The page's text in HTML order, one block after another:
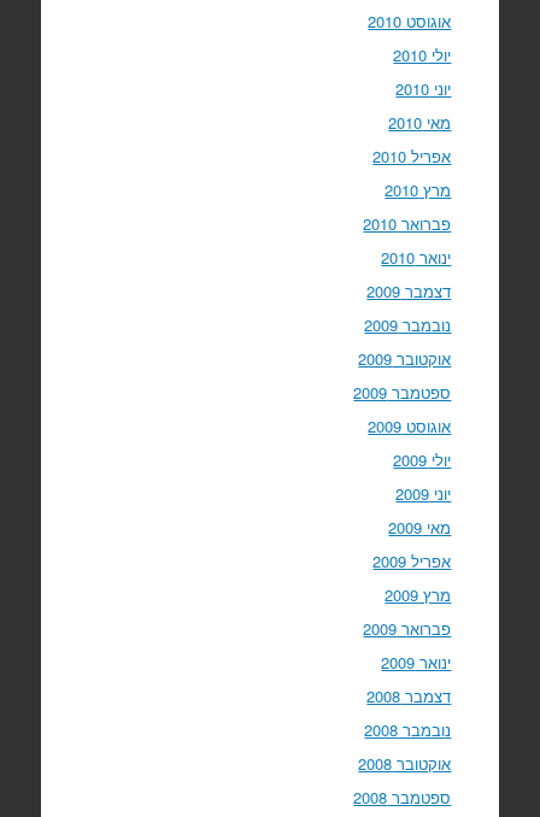
אוגוסט 2010
יולי 2010
יוני 2010
מאי 2010
אפריל 2010
מרץ 2010
פברואר 2010
ינואר 2010
דצמבר 2009
נובמבר 2009
אוקטובר 2009
ספטמבר 2009
אוגוסט 2009
יולי 2009
יוני 2009
מאי 2009
אפריל 2009
מרץ 2009
פברואר 2009
ינואר 2009
דצמבר 2008
נובמבר 2008
אוקטובר 2008
ספטמבר 2008